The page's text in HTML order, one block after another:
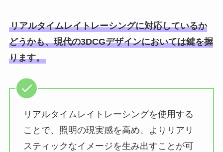
リアルタイムレイトレーシングに対応しているか
どうかも、現代の3DCGデザインにおいては鍵を握
ります。
リアルタイムレイトレーシングを使用する
ことで、照明の現実感を高め、よりリアリ
スティックなイメージを生み出すことが可